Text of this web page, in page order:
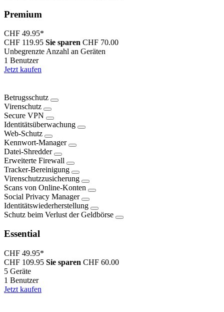
Premium
CHF 49.95*
CHF 119.95 Sie sparen CHF 70.00
Unbegrenzte Anzahl an Geräten
1 Benutzer
Jetzt kaufen
Betrugsschutz
Virenschutz
Secure VPN
Identitätsüberwachung
Web-Schutz
Kennwort-Manager
Datei-Shredder
Erweiterte Firewall
Tracker-Bereinigung
Virenschutzzusicherung
Scans von Online-Konten
Social Privacy Manager
Identitätswiederherstellung
Schutz beim Verlust der Geldbörse
Essential
CHF 49.95*
CHF 109.95 Sie sparen CHF 60.00
5 Geräte
1 Benutzer
Jetzt kaufen